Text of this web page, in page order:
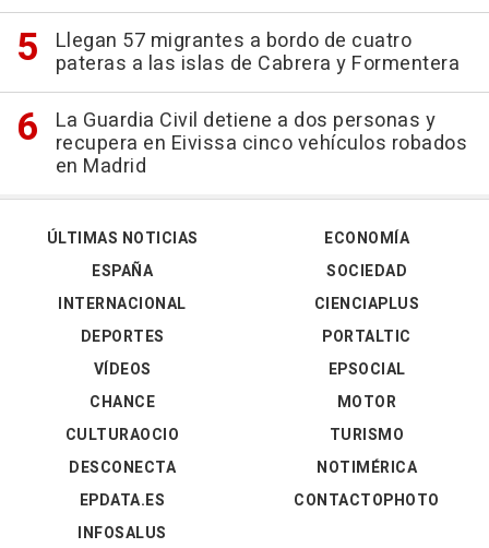
Llegan 57 migrantes a bordo de cuatro
pateras a las islas de Cabrera y Formentera
La Guardia Civil detiene a dos personas y
recupera en Eivissa cinco vehículos robados
en Madrid
ÚLTIMAS NOTICIAS
ESPAÑA
INTERNACIONAL
DEPORTES
VÍDEOS
ECONOMÍA
SOCIEDAD
CIENCIAPLUS
PORTALTIC
EPSOCIAL
CHANCE
CULTURAOCIO
DESCONECTA
EPDATA.ES
INFOSALUS
MOTOR
TURISMO
NOTIMÉRICA
CONTACTOPHOTO